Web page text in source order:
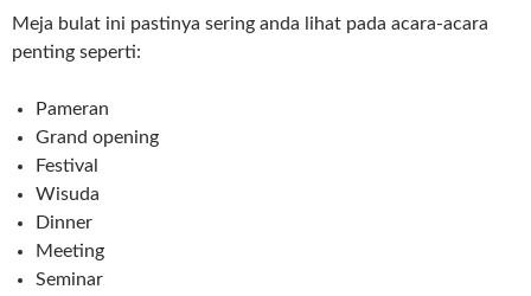
Meja bulat ini pastinya sering anda lihat pada acara-acara
penting seperti:
Pameran
Grand opening
Festival
Wisuda
Dinner
Meeting
Seminar